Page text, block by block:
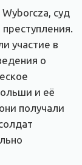
Wyborcza, суд
участие в
о
и её
получали